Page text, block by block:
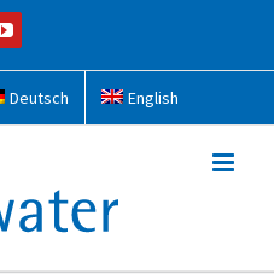
YouTube
Deutsch English